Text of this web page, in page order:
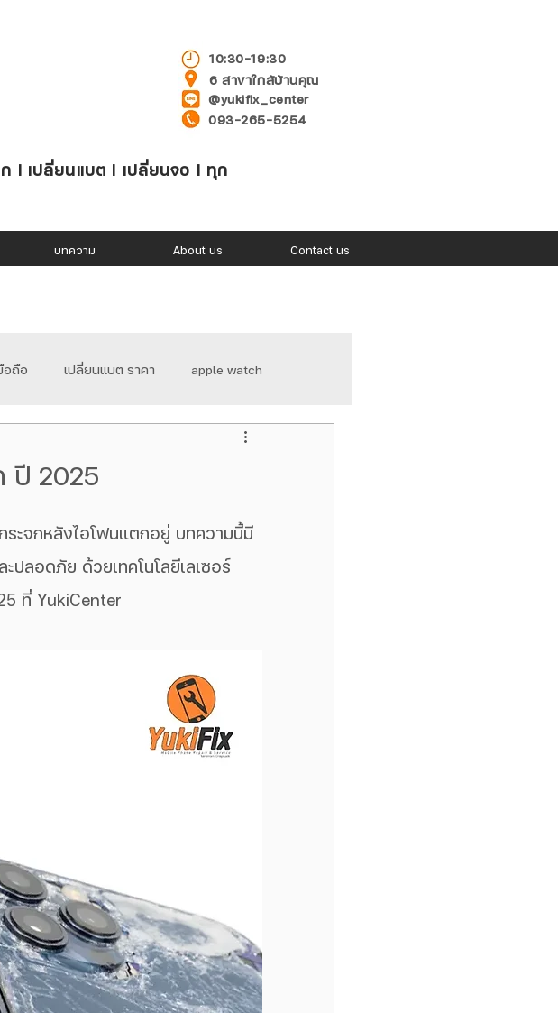
10:30-19:30
6 สาขาใกล้บ้านคุณ
@yukifix_center
093-265-5254
l เปลี่ยนแบต l เปลี่ยนจอ l ทุก
อถือ เปลี่ยนแบต ราคา apple watch
ปี 2025
ะจกหลังไอโฟนแตกอยู่ บทความนี้มี
ปลอดภัย ด้วยเทคโนโลยีเลเซอร์
ที่ YukiCenter
บทความ About us Contact us